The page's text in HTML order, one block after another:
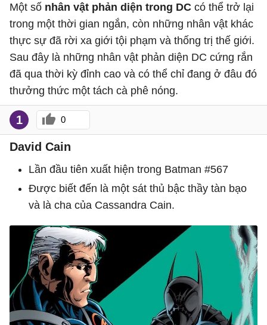
Một số nhân vật phản diện trong DC có thể trở lại
trong một thời gian ngắn, còn những nhân vật khác
thực sự đã rời xa giới tội phạm và thống trị thế giới.
Sau đây là những nhân vật phản diện DC cứng rắn
đã qua thời kỳ đỉnh cao và có thể chỉ đang ở đâu đó
thưởng thức một tách cà phê nóng.
1 0
David Cain
Lần đầu tiên xuất hiện trong Batman #567
Được biết đến là một sát thủ bậc thầy tàn bạo
và là cha của Cassandra Cain.